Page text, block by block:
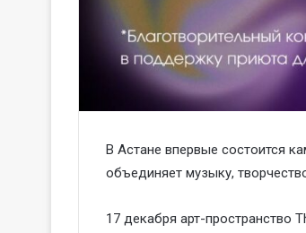
В Астане впервые состоится
объединяет музыку,
17 декабря арт-пространство